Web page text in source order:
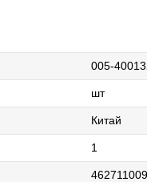
005-
шт
Китай
1